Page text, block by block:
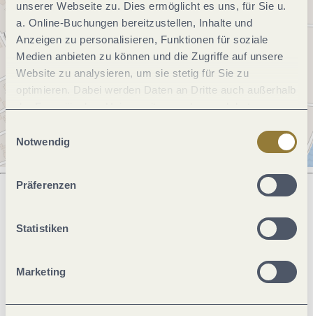
unserer Webseite zu. Dies ermöglicht es uns, für Sie u.
a. Online-Buchungen bereitzustellen, Inhalte und
Anzeigen zu personalisieren, Funktionen für soziale
Medien anbieten zu können und die Zugriffe auf unsere
Website zu analysieren, um sie stetig für Sie zu
optimieren. Dabei werden Daten an Dritte auch außerhalb
der Europäischen Union weitergegeben und dort
jederzeit widerrufen werden. Mit der Auswahl "Alle
ablehnen" kann es zu Beeinträchtigungen in der Nutzung
Notwendig
Präferenzen
Statistiken
Marketing